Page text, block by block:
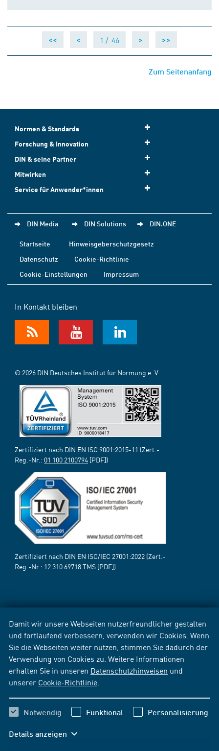
Damit wir unsere Webseiten nutzerfreundlicher gestalten
und fortlaufend verbessern, verwenden wir Cookies. Wenn
Sie die Webseiten weiter nutzen, stimmen Sie dadurch der
Verwendung von Cookies zu. Weitere Informationen
erhalten Sie in unseren Datenschutzhinweisen und
unserer Cookie-Richtlinie
Notwendig Funktional Personalisierung
Details anzeigen
<< < 1 / 46 > >>
Zum Seitenanfang
Normen & Standards
Forschung & Innovation
DIN & seine Partner
Mitwirken
Service für Anwender*innen
DIN Media DIN Solutions DIN.ONE
Startseite
Hinweisgeberschutzgesetz
Datenschutz
Cookie-Richtlinie
Cookie-Einstellungen
Impressum
In Kontakt bleiben
© 2026 DIN Deutsches Institut für Normung e. V.
Zertifiziert nach DIN EN ISO 9001:2015-11 (Zert.-
Reg.-Nr.: 01 100 2100794 [PDF])
Zertifiziert nach DIN EN ISO/IEC 27001:2022 (Zert.-
Reg.-Nr.: 12 310 69718 TMS [PDF])